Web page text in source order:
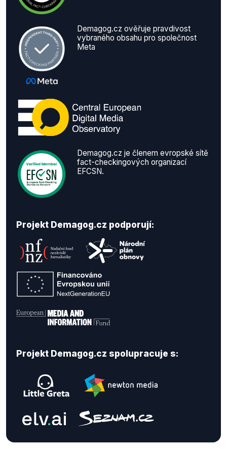
Demagog.cz ověřuje pravdivost
vybraného obsahu pro společnost
Meta
Demagog.cz je členem evropské sítě
fact-checkingových organizací
EFCSN.
Projekt Demagog.cz podporují:
Projekt Demagog.cz spolupracuje s: